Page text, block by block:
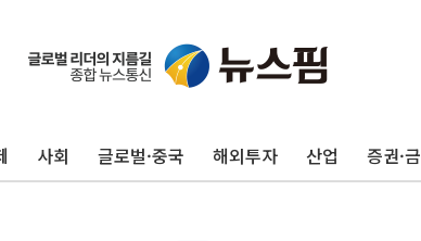
사회 글로벌·중국 해외투자 산업 증권·
포항시 재난예산 40억 긴급
울진·영덕 '호우특보'-포항 '